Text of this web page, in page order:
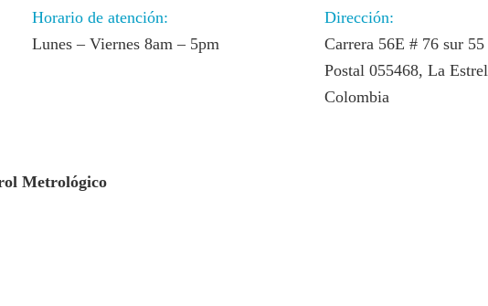
Horario de atención:
Lunes – Viernes 8am – 5pm
Dirección:
Carrera 56E # 76 sur 55
Postal 055468, La
Colombia
Metrológico